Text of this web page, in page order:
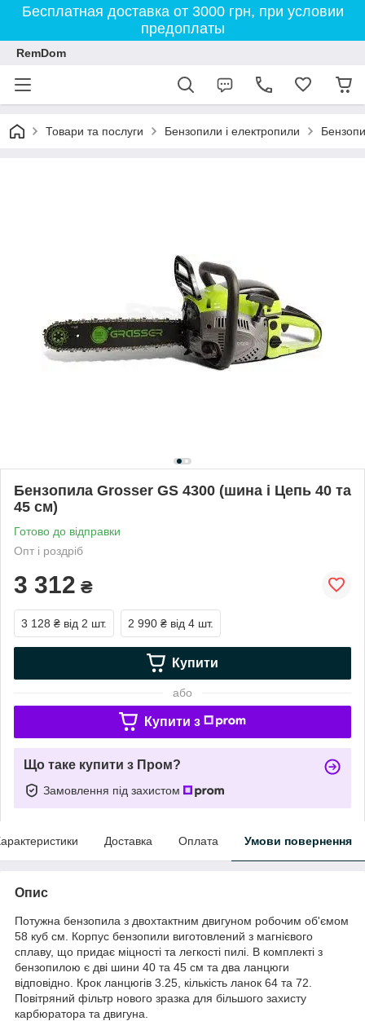
Бесплатная доставка от 3000 грн, при условии
предоплаты
RemDom
Товари та послуги Бензопили і електропили
Бензопила Grosser GS 4300 (шина і Цепь 40 та
45 см)
Готово до відправки
Опт і роздріб
3 312 ₴
3 128 ₴ від 2 шт. 2 990 ₴ від 4 шт.
Купити
або
Купити з
Що таке купити з Пром?
Замовлення під захистом
Доставка Оплата Умови повернення
Опис
Потужна бензопила з двохтактним двигуном робочим об'ємом
58 куб см. Корпус бензопили виготовлений з магнієвого
сплаву, що придає міцності та легкості пилі. В комплекті з
бензопилою є дві шини 40 та 45 см та два ланцюги
відповідно. Крок ланцюгів 3.25, кількість ланок 64 та 72.
Повітряний фільтр нового зразка для більшого захисту
карбюратора та двигуна.